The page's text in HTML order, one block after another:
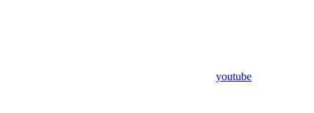
youtube